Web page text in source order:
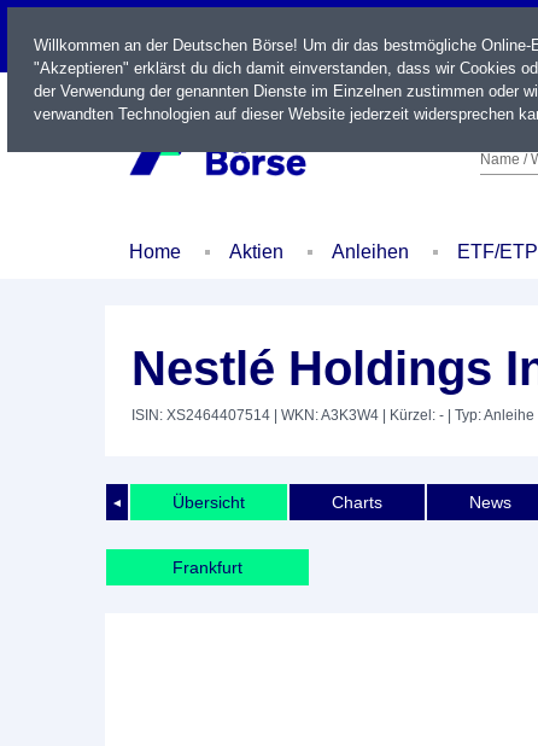
LIVE
Name /
Home Aktien Anleihen ETF/ETP
Nestlé Holdings
ISIN: XS2464407514 | WKN: A3K3W4 | Kürzel: - | Typ: Anleihe
◄ Übersicht Charts News
Frankfurt
Willkommen an der Deutschen Börse! Um dir das bestmögliche
"Akzeptieren" erklärst du dich damit einverstanden, dass wir Cookies
der Verwendung der genannten Dienste im Einzelnen zustimmen oder
verwandten Technologien auf dieser Website jederzeit widersprechen